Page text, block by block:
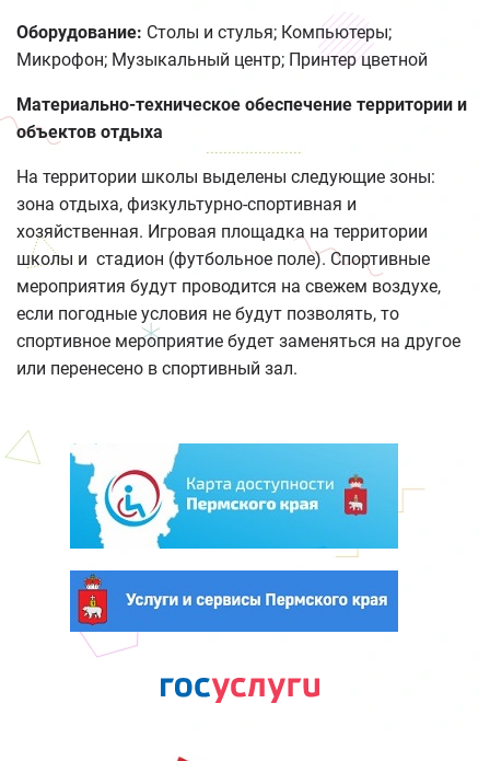
Оборудование: Столы и стулья; Компьютеры;
Микрофон; Музыкальный центр; Принтер цветной
Материально-техническое обеспечение территории и
объектов отдыха
На территории школы выделены следующие зоны:
зона отдыха, физкультурно-спортивная и
хозяйственная. Игровая площадка на территории
школы и стадион (футбольное поле). Спортивные
мероприятия будут проводится на свежем воздухе,
если погодные условия не будут позволять, то
спортивное мероприятие будет заменяться на другое
или перенесено в спортивный зал.